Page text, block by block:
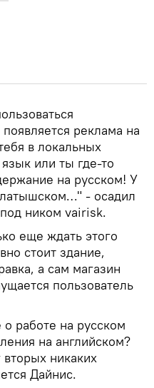
реклама на
в локальных
или ты где-то
на русском! У
- осадил
ником vairisk.
еще ждать этого
стоит здание,
а сам магазин
пользователь
работе на русском
на английском?
никаких
Дайнис.